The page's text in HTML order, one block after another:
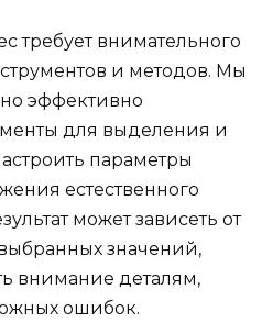
требует внимательного
и методов. Мы
эффективно
для выделения и
параметры
естественного
может зависеть от
значений,
внимание деталям,
ошибок.